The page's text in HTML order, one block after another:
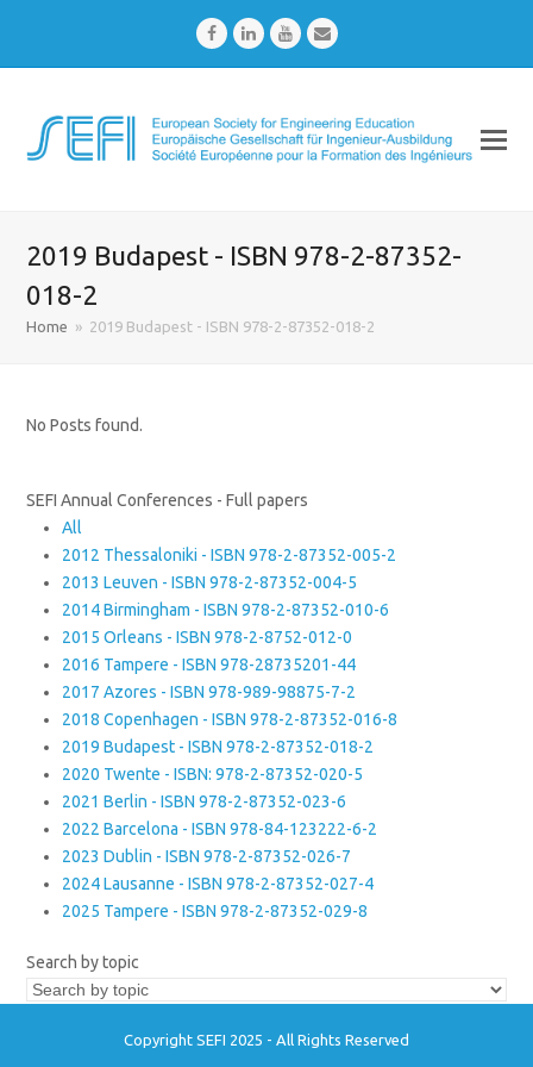
FacebookLinkedInYoutubeEmail
2019 Budapest - ISBN 978-2-87352-
018-2
Home » 2019 Budapest - ISBN 978-2-87352-018-2
No Posts found.
SEFI Annual Conferences - Full papers
All
2012 Thessaloniki - ISBN 978-2-87352-005-2
2013 Leuven - ISBN 978-2-87352-004-5
2014 Birmingham - ISBN 978-2-87352-010-6
2015 Orleans - ISBN 978-2-8752-012-0
2016 Tampere - ISBN 978-28735201-44
2017 Azores - ISBN 978-989-98875-7-2
2018 Copenhagen - ISBN 978-2-87352-016-8
2019 Budapest - ISBN 978-2-87352-018-2
2020 Twente - ISBN: 978-2-87352-020-5
2021 Berlin - ISBN 978-2-87352-023-6
2022 Barcelona - ISBN 978-84-123222-6-2
2023 Dublin - ISBN 978-2-87352-026-7
2024 Lausanne - ISBN 978-2-87352-027-4
2025 Tampere - ISBN 978-2-87352-029-8
Search by topic
Copyright SEFI 2025 - All Rights Reserved